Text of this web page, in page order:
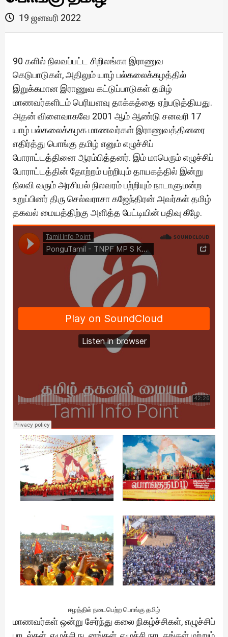
19 ஜனவரி 2022
90 களில் நிலவப்பட்ட சிறிலங்கா இராணுவ
கெடுபாடுகள், அதிலும் யாழ் பல்கலைக்கழத்தில்
இறுக்கமான இராணுவ கட்டுப்பாடுகள் தமிழ்
மாணவர்களிடம் பெரியளவு தாக்கத்தை ஏற்படுத்தியது.
அதன் விளைவாகவே 2001 ஆம் ஆண்டு சனவரி 17
யாழ் பல்கலைக்கழக மாணவர்கள் இராணுவத்தினரை
எதிர்த்து பொங்கு தமிழ் எனும் எழுச்சிப்
போராட்டத்தினை ஆரம்பித்தனர். இம் மாபெரும் எழுச்சிப்
போராட்டத்தின் தோற்றம் பற்றியும் தாயகத்தில் இன்று
நிலவி வரும் அரசியல் நிலவரம் பற்றியும் நாடாளுமன்ற
உறுப்பினர் திரு செல்வராசா கஜேந்திரன் அவர்கள் தமிழ்
தகவல் மையத்திற்கு அளித்த பேட்டியின் பதிவு கீழே.
ஈழத்தில் நடைபெற்ற பொங்கு தமிழ்
மாணவர்கள் ஒன்று சேர்ந்து கலை நிகழ்ச்சிகள், எழுச்சிப்